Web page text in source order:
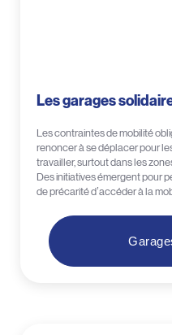
Les garages
Les contraintes de mobilité
renoncer à se déplacer pour
travailler, surtout dans les
Des initiatives émergent pour
de précarité d’accéder à la